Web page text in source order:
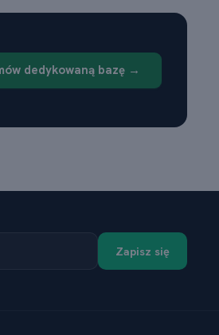
dedykowaną bazę →
Zapisz się